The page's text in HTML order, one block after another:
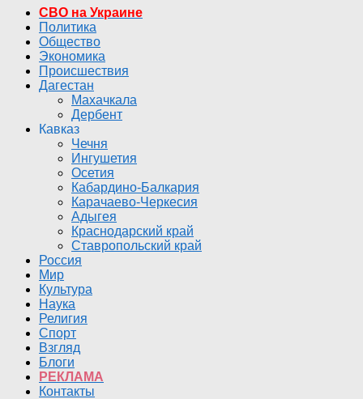
СВО на Украине
Политика
Общество
Экономика
Происшествия
Дагестан
Махачкала
Дербент
Кавказ
Чечня
Ингушетия
Осетия
Кабардино-Балкария
Карачаево-Черкесия
Адыгея
Краснодарский край
Ставропольский край
Россия
Мир
Культура
Наука
Религия
Спорт
Взгляд
Блоги
РЕКЛАМА
Контакты